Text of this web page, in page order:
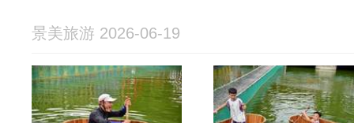
景美旅游 2026-06-19